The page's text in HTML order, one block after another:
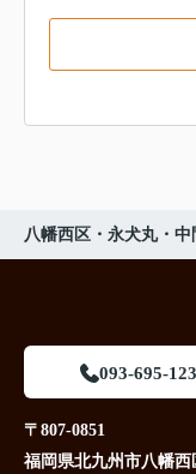
八幡西区・永犬丸・
093-695-
〒807-0851
福岡県北九州市八幡